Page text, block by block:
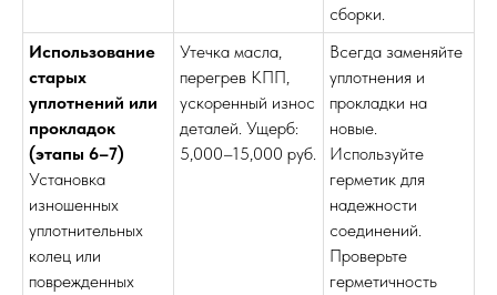
сборки.
Использование
старых
уплотнений или
прокладок
(этапы 6–7)
Установка
изношенных
уплотнительных
колец или
поврежденных
Утечка масла,
перегрев КПП,
ускоренный износ
деталей. Ущерб:
5,000–15,000 руб.
Всегда заменяйте
уплотнения и
прокладки на
новые.
Используйте
герметик для
надежности
соединений.
Проверьте
герметичность